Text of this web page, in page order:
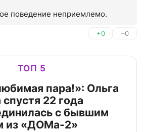
поведение неприемлемо.
+0 –0
ТОП 5
пара!»: Ольга
спустя 22 года
с бывшим
из «ДОМа-2»